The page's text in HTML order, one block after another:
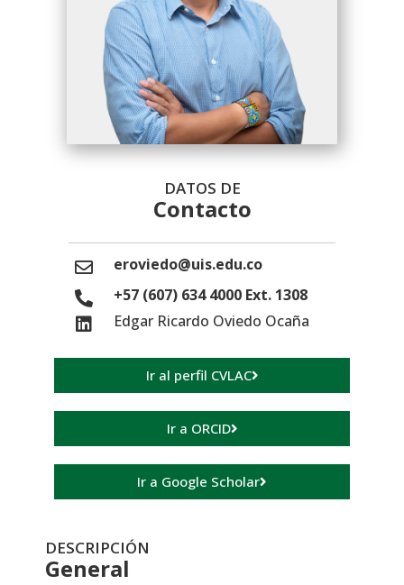
DATOS DE
Contacto
eroviedo@uis.edu.co
+57 (607) 634 4000 Ext. 1308
Edgar Ricardo Oviedo Ocaña
Ir al perfil CVLAC
Ir a ORCID
Ir a Google Scholar
DESCRIPCIÓN
General